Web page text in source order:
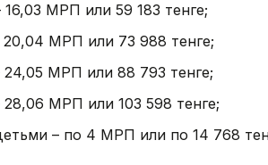
МРП или 59 183 тенге;
20,04 МРП или 73 988 тенге;
24,05 МРП или 88 793 тенге;
МРП или 103 598 тенге;
– по 4 МРП или по 14 768